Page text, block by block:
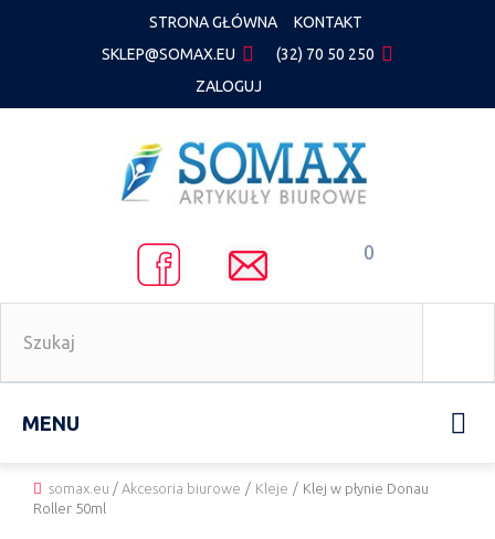
STRONA GŁÓWNA
KONTAKT
SKLEP@SOMAX.EU
(32) 70 50 250
ZALOGUJ
0
MENU
somax.eu / Akcesoria biurowe / Kleje / Klej w płynie Donau
Roller 50ml